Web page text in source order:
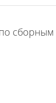
сборным